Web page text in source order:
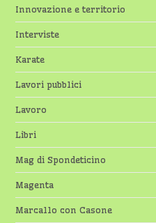
Innovazione e territorio
Interviste
Karate
Lavori pubblici
Lavoro
Libri
Mag di Spondeticino
Magenta
Marcallo con Casone